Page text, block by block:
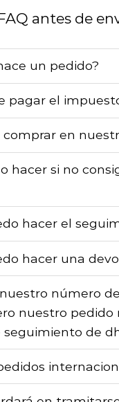
antes de
un pedido?
pagar el
comprar en
hacer si no
hacer el
hacer una
número
nuestro pedido
seguimiento de